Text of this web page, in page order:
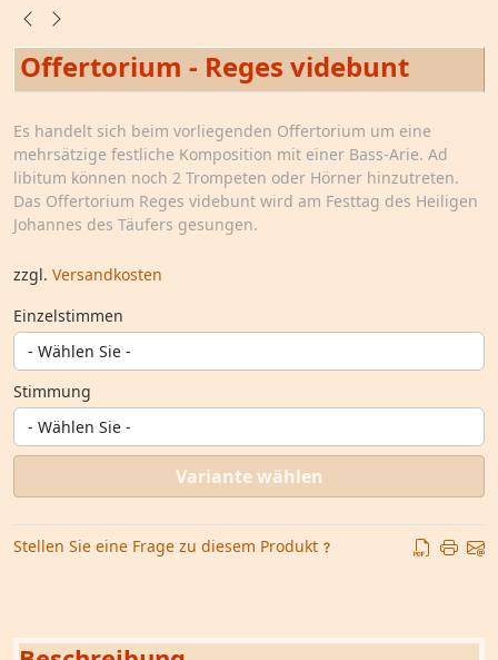
Offertorium - Reges videbunt
Es handelt sich beim vorliegenden Offertorium um eine
mehrsätzige festliche Komposition mit einer Bass-Arie. Ad
libitum können noch 2 Trompeten oder Hörner hinzutreten.
Das Offertorium Reges videbunt wird am Festtag des Heiligen
Johannes des Täufers gesungen.
zzgl. Versandkosten
Einzelstimmen
Stimmung
Variante wählen
Stellen Sie eine Frage zu diesem Produkt